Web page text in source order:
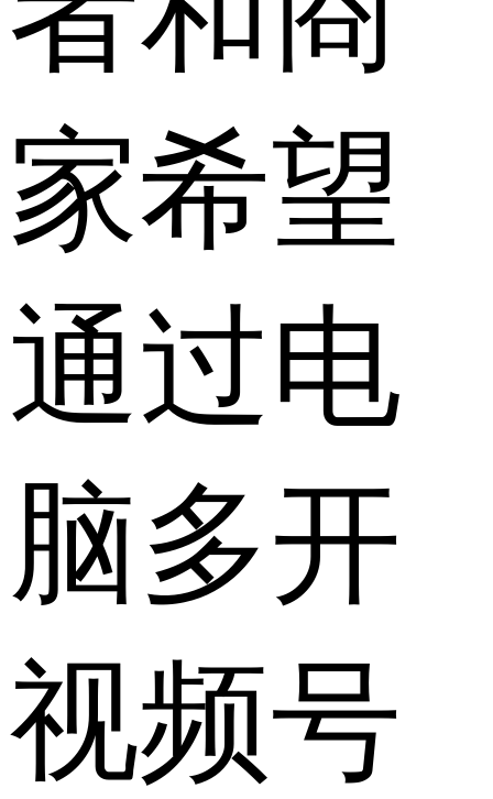
家希望
通过电
脑多开
视频号